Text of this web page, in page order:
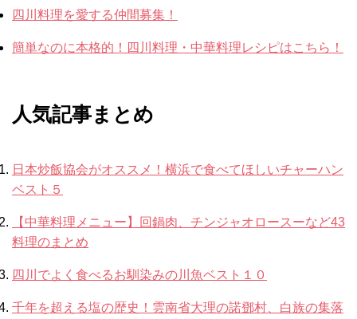
四川料理を愛する仲間募集！
簡単なのに本格的！四川料理・中華料理レシピはこちら！
人気記事まとめ
日本炒飯協会がオススメ！横浜で食べてほしいチャーハン
ベスト５
【中華料理メニュー】回鍋肉、チンジャオロースーなど43
料理のまとめ
四川でよく食べるお馴染みの川魚ベスト１０
千年を超える塩の歴史！雲南省大理の諾鄧村、白族の集落